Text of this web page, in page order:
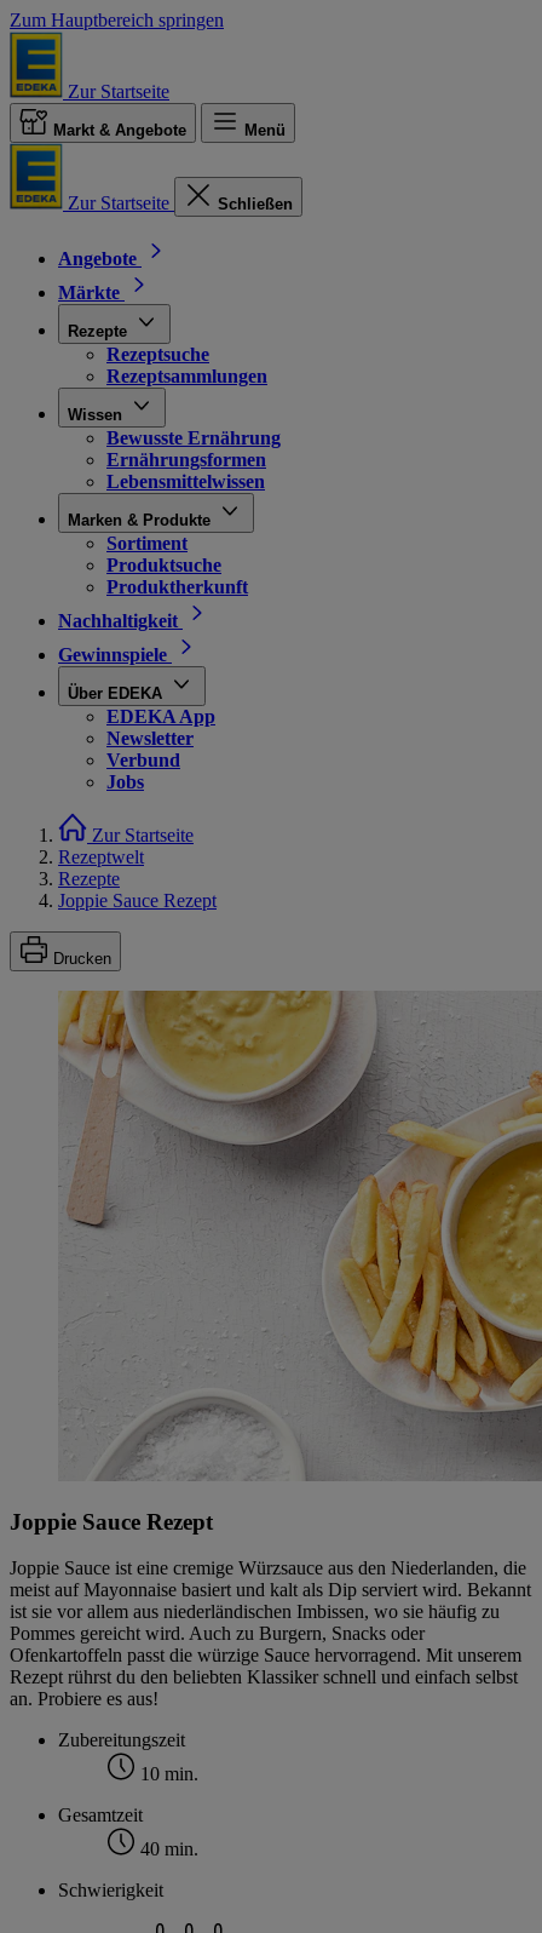
Zum Hauptbereich springen
Zur Startseite
Markt & Angebote Menü
Zur Startseite Schließen
Angebote
Märkte
Rezepte
Rezeptsuche
Rezeptsammlungen
Wissen
Bewusste Ernährung
Ernährungsformen
Lebensmittelwissen
Marken & Produkte
Sortiment
Produktsuche
Produktherkunft
Nachhaltigkeit
Gewinnspiele
Über EDEKA
EDEKA App
Newsletter
Verbund
Jobs
Zur Startseite
Rezeptwelt
Rezepte
Joppie Sauce Rezept
Drucken
Joppie Sauce Rezept
Joppie Sauce ist eine cremige Würzsauce aus den Niederlanden, die
meist auf Mayonnaise basiert und kalt als Dip serviert wird. Bekannt
ist sie vor allem aus niederländischen Imbissen, wo sie häufig zu
Pommes gereicht wird. Auch zu Burgern, Snacks oder
Ofenkartoffeln passt die würzige Sauce hervorragend. Mit unserem
Rezept rührst du den beliebten Klassiker schnell und einfach selbst
an. Probiere es aus!
Zubereitungszeit
10 min.
Gesamtzeit
40 min.
Schwierigkeit